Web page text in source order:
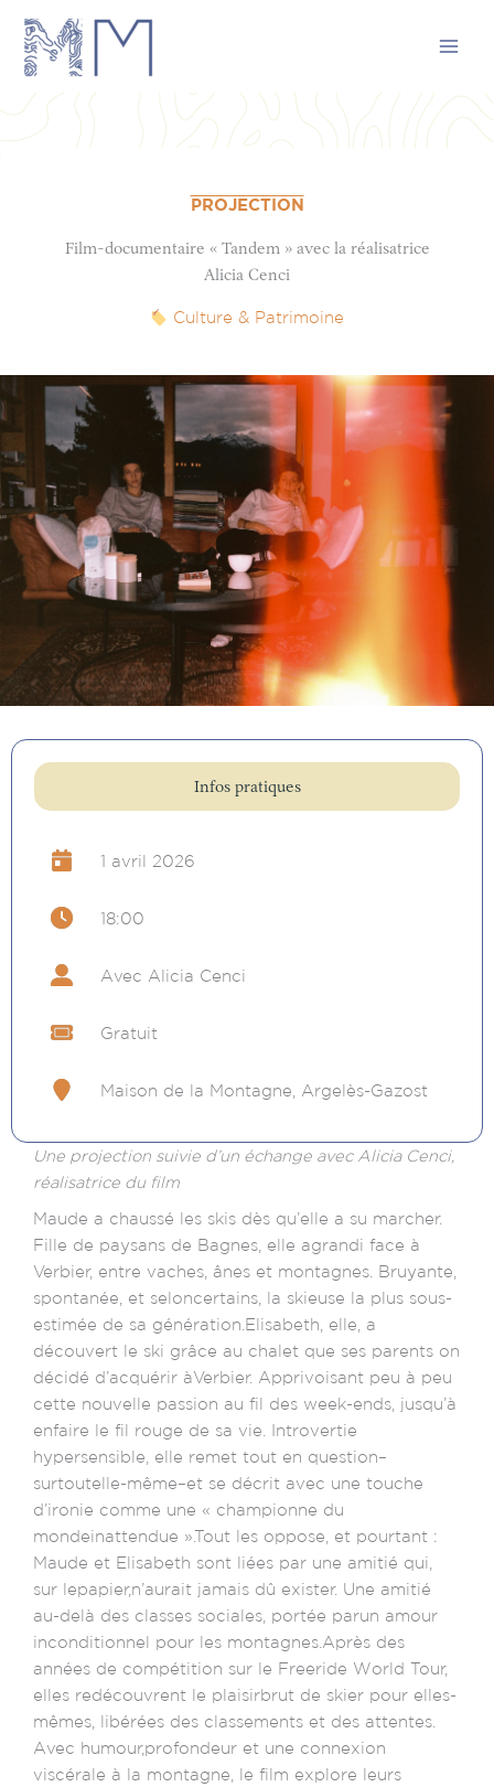
contenu
PROJECTION
Film-documentaire « Tandem » avec la réalisatrice
Alicia Cenci
Culture & Patrimoine
Infos pratiques
1 avril 2026
18:00
Avec Alicia Cenci
Gratuit
Maison de la Montagne, Argelès-Gazost
Une projection suivie d’un échange avec Alicia Cenci,
réalisatrice du film
Maude a chaussé les skis dès qu’elle a su marcher.
Fille de paysans de Bagnes, elle agrandi face à
Verbier, entre vaches, ânes et montagnes. Bruyante,
spontanée, et seloncertains, la skieuse la plus sous-
estimée de sa génération.Elisabeth, elle, a
découvert le ski grâce au chalet que ses parents on
décidé d’acquérir àVerbier. Apprivoisant peu à peu
cette nouvelle passion au fil des week-ends, jusqu’à
enfaire le fil rouge de sa vie. Introvertie
hypersensible, elle remet tout en question–
surtoutelle-même–et se décrit avec une touche
d’ironie comme une « championne du
mondeinattendue ».Tout les oppose, et pourtant :
Maude et Elisabeth sont liées par une amitié qui,
sur lepapier,n’aurait jamais dû exister. Une amitié
au-delà des classes sociales, portée parun amour
inconditionnel pour les montagnes.Après des
années de compétition sur le Freeride World Tour,
elles redécouvrent le plaisirbrut de skier pour elles-
mêmes, libérées des classements et des attentes.
Avec humour,profondeur et une connexion
viscérale à la montagne, le film explore leurs